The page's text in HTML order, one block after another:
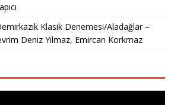
Klasik Denemesi/Aladağlar –
Deniz Yılmaz, Emircan Korkmaz